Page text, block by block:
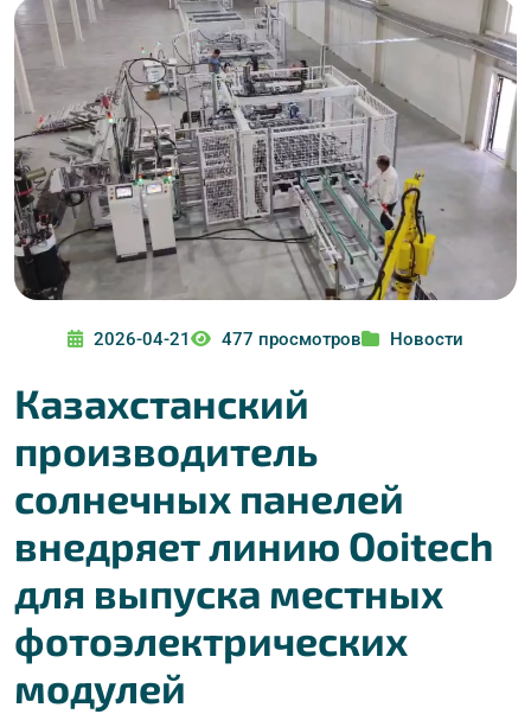
2026-04-21 477 просмотров Новости
Казахстанский
производитель
солнечных панелей
внедряет линию Ooitech
для выпуска местных
фотоэлектрических
модулей